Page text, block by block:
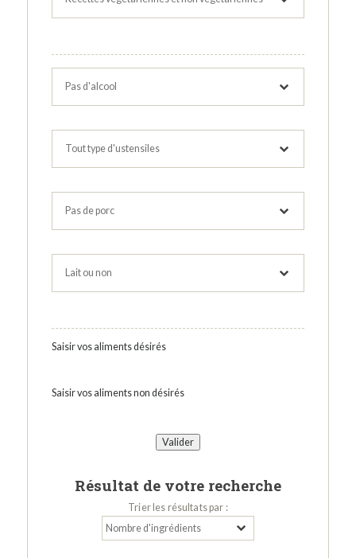
Saisir vos aliments désirés
Saisir vos aliments non désirés
Résultat de votre recherche
Trier les résultats par :